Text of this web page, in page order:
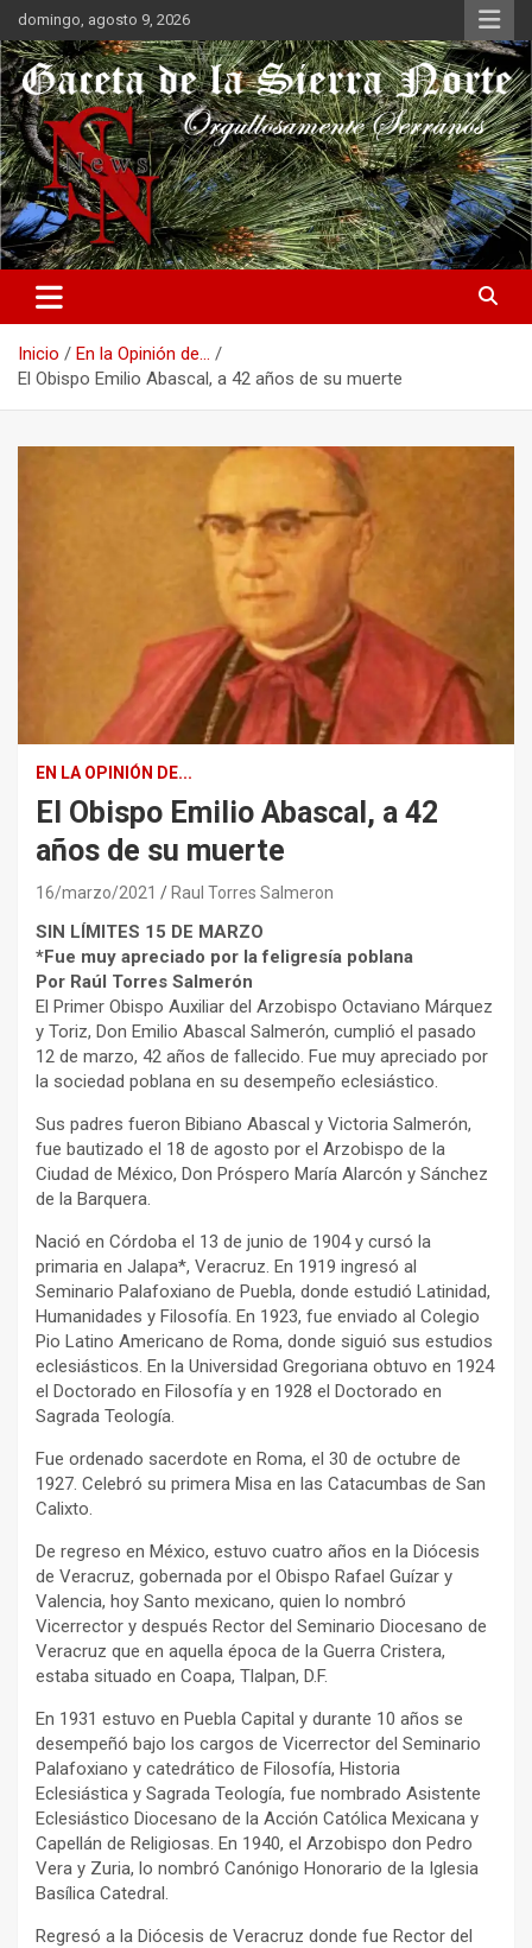
Saltar
al
contenido
domingo, agosto 9, 2026
Gaceta de la Sierra Norte
Orgullosamente Serranos
Inicio
En la Opinión de...
El Obispo Emilio Abascal, a 42 años de su muerte
EN LA OPINIÓN DE...
El Obispo Emilio Abascal, a 42
años de su muerte
16/marzo/2021 Raul Torres Salmeron
SIN LÍMITES 15 DE MARZO
*Fue muy apreciado por la feligresía poblana
Por Raúl Torres Salmerón
El Primer Obispo Auxiliar del Arzobispo Octaviano Márquez
y Toriz, Don Emilio Abascal Salmerón, cumplió el pasado
12 de marzo, 42 años de fallecido. Fue muy apreciado por
la sociedad poblana en su desempeño eclesiástico.
Sus padres fueron Bibiano Abascal y Victoria Salmerón,
fue bautizado el 18 de agosto por el Arzobispo de la
Ciudad de México, Don Próspero María Alarcón y Sánchez
de la Barquera.
Nació en Córdoba el 13 de junio de 1904 y cursó la
primaria en Jalapa*, Veracruz. En 1919 ingresó al
Seminario Palafoxiano de Puebla, donde estudió Latinidad,
Humanidades y Filosofía. En 1923, fue enviado al Colegio
Pio Latino Americano de Roma, donde siguió sus estudios
eclesiásticos. En la Universidad Gregoriana obtuvo en 1924
el Doctorado en Filosofía y en 1928 el Doctorado en
Sagrada Teología.
Fue ordenado sacerdote en Roma, el 30 de octubre de
1927. Celebró su primera Misa en las Catacumbas de San
Calixto.
De regreso en México, estuvo cuatro años en la Diócesis
de Veracruz, gobernada por el Obispo Rafael Guízar y
Valencia, hoy Santo mexicano, quien lo nombró
Vicerrector y después Rector del Seminario Diocesano de
Veracruz que en aquella época de la Guerra Cristera,
estaba situado en Coapa, Tlalpan, D.F.
En 1931 estuvo en Puebla Capital y durante 10 años se
desempeñó bajo los cargos de Vicerrector del Seminario
Palafoxiano y catedrático de Filosofía, Historia
Eclesiástica y Sagrada Teología, fue nombrado Asistente
Eclesiástico Diocesano de la Acción Católica Mexicana y
Capellán de Religiosas. En 1940, el Arzobispo don Pedro
Vera y Zuria, lo nombró Canónigo Honorario de la Iglesia
Basílica Catedral.
Regresó a la Diócesis de Veracruz donde fue Rector del